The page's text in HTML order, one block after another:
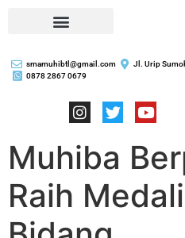
smamuhibtl@gmail.com
Jl. Urip
0878 2867 0679
Muhiba
Raih